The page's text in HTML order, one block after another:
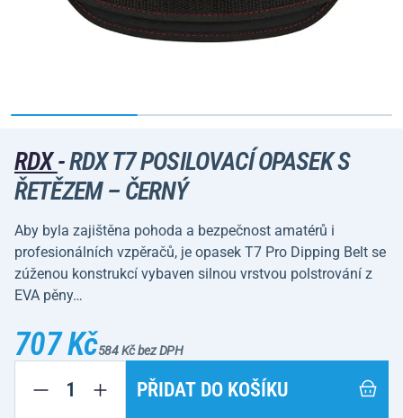
RDX-RDX T7 POSILOVACÍ OPASEK S
ŘETĚZEM – ČERNÝ
Aby byla zajištěna pohoda a bezpečnost amatérů i
profesionálních vzpěračů, je opasek T7 Pro Dipping Belt se
zúženou konstrukcí vybaven silnou vrstvou polstrování z
EVA pěny…
707 Kč584 Kč bez DPH
PŘIDAT DO KOŠÍKU